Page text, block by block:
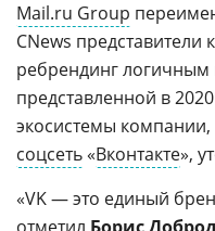
Mail.ru Group
CNews
ребрендинг
представленной в
экосистемы компании,
соцсеть «Вконтакте»,
«VK — это единый